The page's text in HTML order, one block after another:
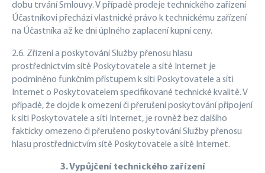
dobu trvání Smlouvy. V případě prodeje technického zařízení
Účastníkovi přechází vlastnické právo k technickému zařízení
na Účastníka až ke dni úplného zaplacení kupní ceny.
2.6. Zřízení a poskytování Služby přenosu hlasu
prostřednictvím sítě Poskytovatele a sítě Internet je
podmíněno funkčním přístupem k síti Poskytovatele a síti
Internet o Poskytovatelem specifikované technické kvalitě. V
případě, že dojde k omezení či přerušení poskytování připojení
k síti Poskytovatele a síti Internet, je rovněž bez dalšího
fakticky omezeno či přerušeno poskytování Služby přenosu
hlasu prostřednictvím sítě Poskytovatele a sítě Internet.
3. Vypůjčení technického zařízení